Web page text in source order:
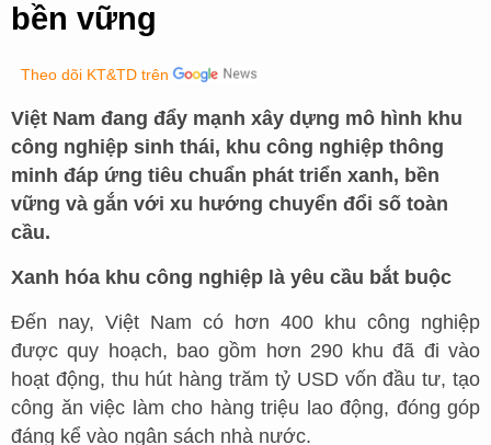
bền vững
Theo dõi KT&TD trên
Việt Nam đang đẩy mạnh xây dựng mô hình khu
công nghiệp sinh thái, khu công nghiệp thông
minh đáp ứng tiêu chuẩn phát triển xanh, bền
vững và gắn với xu hướng chuyển đổi số toàn
cầu.
Xanh hóa khu công nghiệp là yêu cầu bắt buộc
Đến nay, Việt Nam có hơn 400 khu công nghiệp
được quy hoạch, bao gồm hơn 290 khu đã đi vào
hoạt động, thu hút hàng trăm tỷ USD vốn đầu tư, tạo
công ăn việc làm cho hàng triệu lao động, đóng góp
đáng kể vào ngân sách nhà nước.